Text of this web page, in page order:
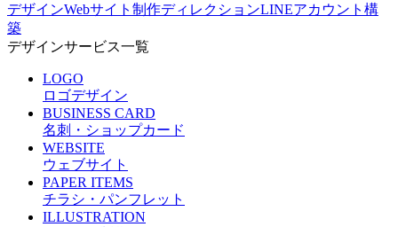
デザインWebサイト制作ディレクションLINEアカウント構
築
デザインサービス一覧
LOGO
ロゴデザイン
BUSINESS CARD
名刺・ショップカード
WEBSITE
ウェブサイト
PAPER ITEMS
チラシ・パンフレット
ILLUSTRATION